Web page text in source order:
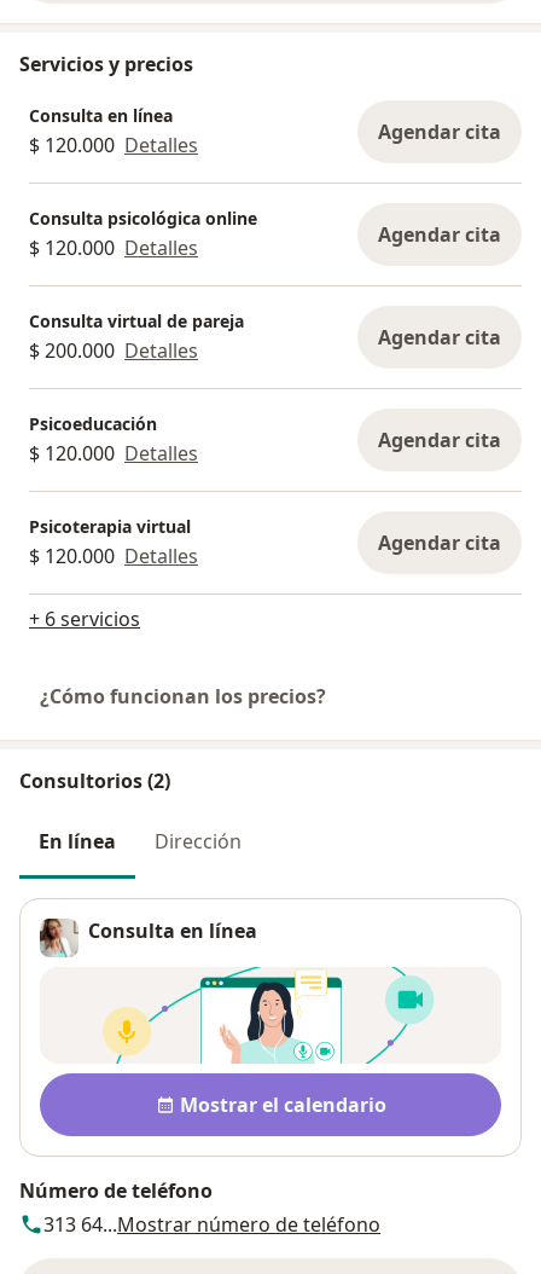
Servicios y precios
Consulta en línea
$ 120.000 Detalles Agendar cita
Consulta psicológica online
$ 120.000 Detalles Agendar cita
Consulta virtual de pareja
$ 200.000 Detalles Agendar cita
Psicoeducación
$ 120.000 Detalles Agendar cita
Psicoterapia virtual
$ 120.000 Detalles Agendar cita
+ 6 servicios
¿Cómo funcionan los precios?
Consultorios (2)
En línea Dirección
Consulta en línea
Disponibilidad
Mostrar el calendario
Número de teléfono
313 64...Mostrar número de teléfono